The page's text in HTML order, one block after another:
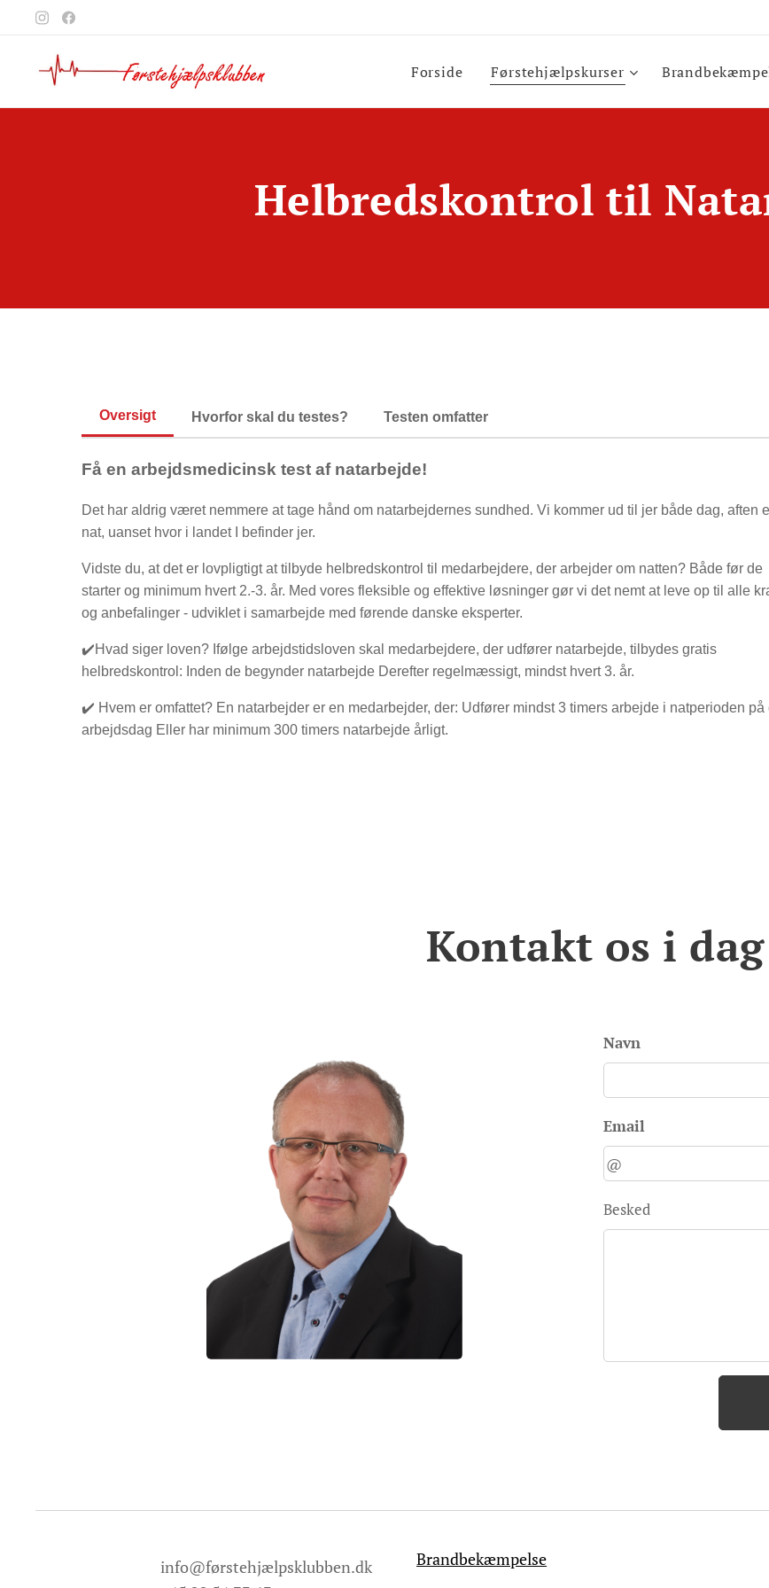
Forside Førstehjælpskurser
Helbredskontrol til
Oversigt Hvorfor skal du testes? Testen omfatter
Få en arbejdsmedicinsk test af natarbejde!
Det har aldrig været nemmere at tage hånd om natarbejdernes sundhed. Vi kommer ud til jer både dag, aften
nat, uanset hvor i landet I befinder jer.
Vidste du, at det er lovpligtigt at tilbyde helbredskontrol til medarbejdere, der arbejder om natten? Både før de
starter og minimum hvert 2.-3. år. Med vores fleksible og effektive løsninger gør vi det nemt at leve op til alle
og anbefalinger - udviklet i samarbejde med førende danske eksperter.
✔️Hvad siger loven? Ifølge arbejdstidsloven skal medarbejdere, der udfører natarbejde, tilbydes gratis
helbredskontrol: Inden de begynder natarbejde Derefter regelmæssigt, mindst hvert 3. år.
✔️ Hvem er omfattet? En natarbejder er en medarbejder, der: Udfører mindst 3 timers arbejde i natperioden på
arbejdsdag Eller har minimum 300 timers natarbejde årligt.
Kontakt os i dag
Navn
Email
Besked
info@førstehjælpsklubben.dk
Brandbekæmpelse